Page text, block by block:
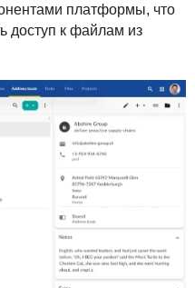
платформы, что
доступ к файлам из